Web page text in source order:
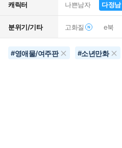
캐릭터 나쁜남자 다정남
분위기/기타 고화질 e북
#영애물/여주판 #소년만화